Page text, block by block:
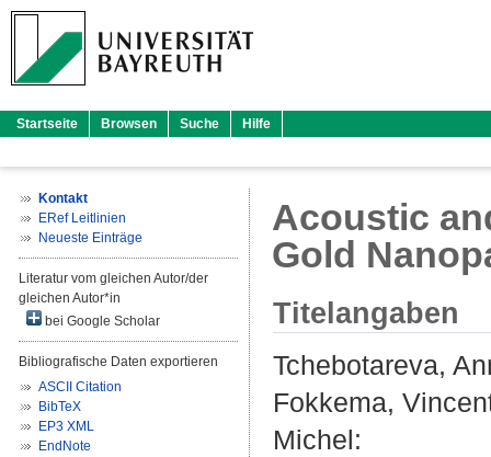
Startseite Browsen Suche Hilfe
Kontakt
ERef Leitlinien
Neueste Einträge
Literatur vom gleichen Autor/der
gleichen Autor*in
bei Google Scholar
Bibliografische Daten exportieren
ASCII Citation
BibTeX
EP3 XML
EndNote
Acoustic
Gold
Titelangaben
Tchebotareva,
Fokkema,
Michel: